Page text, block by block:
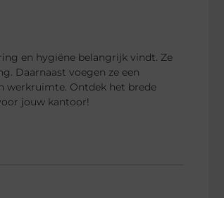
en hygiëne belangrijk vindt. Ze
Daarnaast voegen ze een
werkruimte. Ontdek het brede
jouw kantoor!